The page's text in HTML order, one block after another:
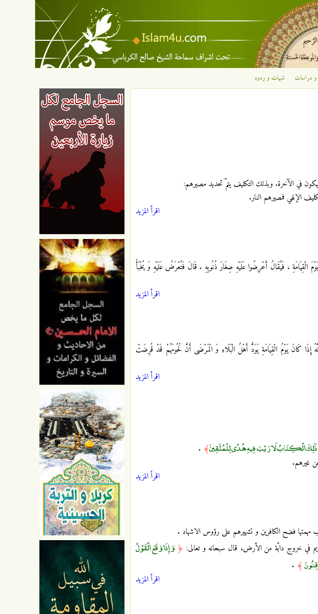
و دراسات شبهات و ردود
سيكون في الآخرة. وبذلك التكليف يتمّ تحديد مصيرهم:
الإلهي فمصيرهم النار.
اقرأ المزيد
الْقِيَامَةِ ، فَيُقَالُ أَعْرِضُوا عَلَيْهِ صِغَارَ ذُنُوبِهِ . قَالَ فَتُعْرَضُ عَلَيْهِ وَ يُخْبَأُ
اقرأ المزيد
كَانَ يَوْمُ الْقِيَامَةِ يَوَدُّ أَهْلُ الْبَلَاءِ وَ الْمَرْضَى أَنَّ لُحُومَهُمْ قَدْ قُرِضَتْ
اقرأ المزيد
ذَٰلِكَ الْكِتَابُ لَا رَيْبَ فِيهِ هُدًى لِلْمُتَّقِينَ﴾ .
غيرهم.
اقرأ المزيد
فضح الكافرين و تشهيرهم على رؤوس الاشهاد .
في خروج دابّة من الأرض، قال سبحانه و تعالى: ﴿ وَإِذَا وَقَعَ الْقَوْلُ
﴾ .
اقرأ المزيد